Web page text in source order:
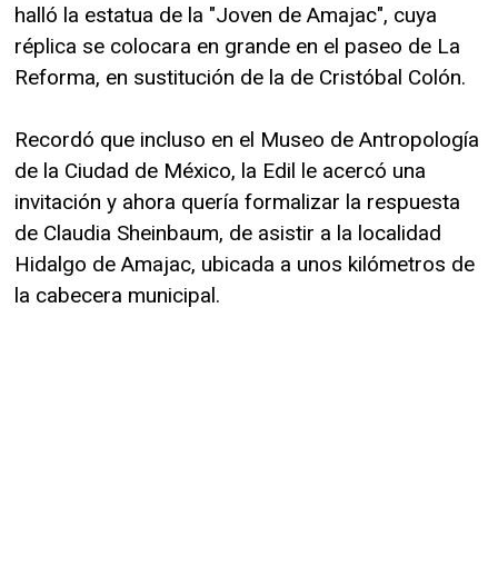
halló la estatua de la "Joven de Amajac", cuya
réplica se colocara en grande en el paseo de La
Reforma, en sustitución de la de Cristóbal Colón.
Recordó que incluso en el Museo de Antropología
de la Ciudad de México, la Edil le acercó una
invitación y ahora quería formalizar la respuesta
de Claudia Sheinbaum, de asistir a la localidad
Hidalgo de Amajac, ubicada a unos kilómetros de
la cabecera municipal.